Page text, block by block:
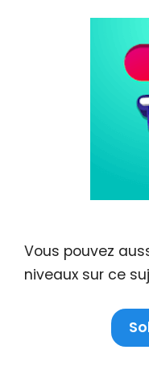
Vous pouvez
niveaux sur ce